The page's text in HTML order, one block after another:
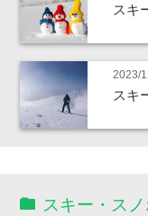
スキ
2023/
スキ
スキー・スノ